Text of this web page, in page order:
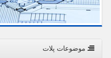
موضوعات پلات